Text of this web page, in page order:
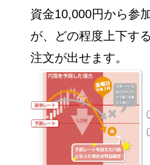
資金10,000円から参
が、どの程度上下す
注文が出せます。